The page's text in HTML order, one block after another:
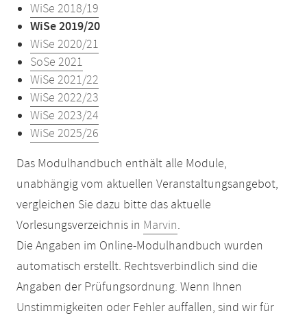
WiSe 2018/19
WiSe 2019/20
WiSe 2020/21
SoSe 2021
WiSe 2021/22
WiSe 2022/23
WiSe 2023/24
WiSe 2025/26
Das Modulhandbuch enthält alle Module,
unabhängig vom aktuellen Veranstaltungsangebot,
vergleichen Sie dazu bitte das aktuelle
Vorlesungsverzeichnis in Marvin.
Die Angaben im Online-Modulhandbuch wurden
automatisch erstellt. Rechtsverbindlich sind die
Angaben der Prüfungsordnung. Wenn Ihnen
Unstimmigkeiten oder Fehler auffallen, sind wir für